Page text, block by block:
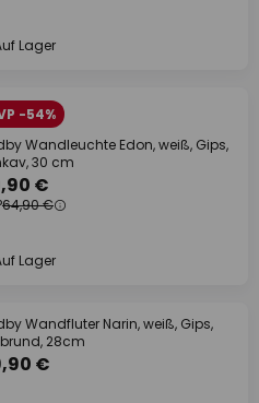
Lager
-54%
Wandleuchte Edon, weiß, Gips,
30 cm
€
64,90 €
Lager
Wandfluter Narin, weiß, Gips,
28cm
€